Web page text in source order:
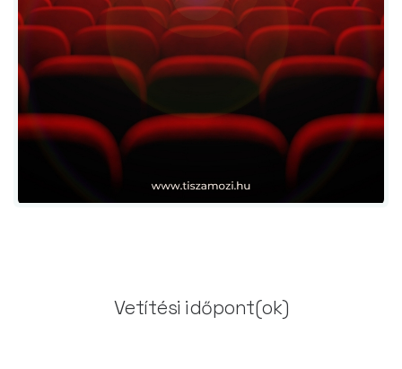
Vetítési időpont(ok)